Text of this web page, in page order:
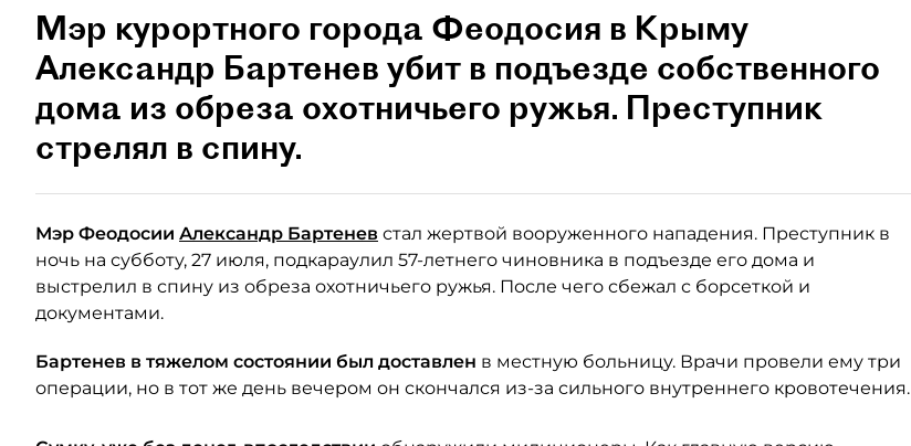
Мэр курортного города Феодосия в Крыму
Александр Бартенев убит в подъезде собственного
дома из обреза охотничьего ружья. Преступник
стрелял в спину.
Мэр Феодосии Александр Бартенев стал жертвой вооруженного нападения. Преступник в
ночь на субботу, 27 июля, подкараулил 57-летнего чиновника в подъезде его дома и
выстрелил в спину из обреза охотничьего ружья. После чего сбежал с борсеткой и
документами.
Бартенев в тяжелом состоянии был доставлен в местную больницу. Врачи провели ему три
операции, но в тот же день вечером он скончался из-за сильного внутреннего кровотечения.